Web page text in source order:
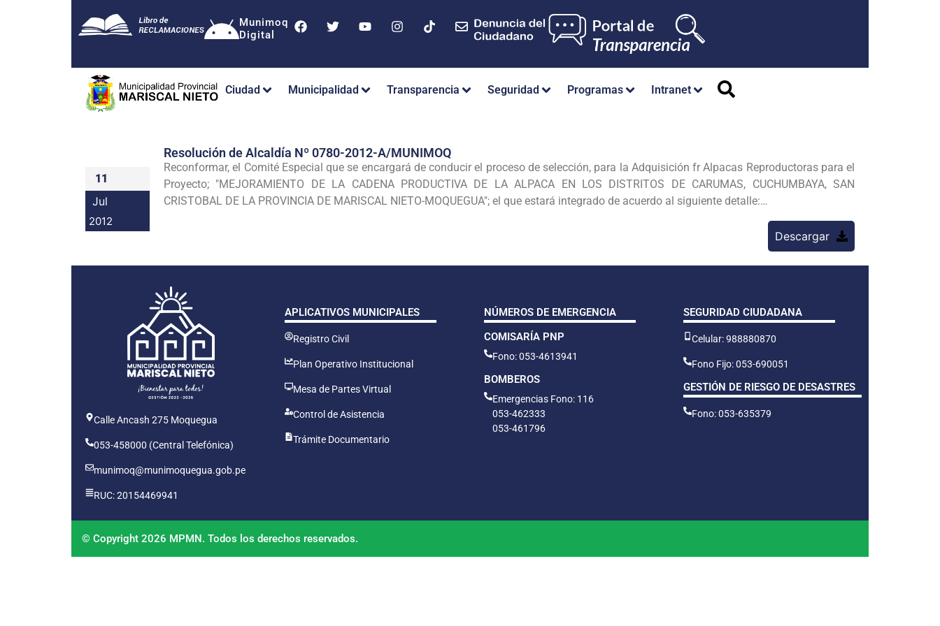
Munimoq
Digital
Ciudad Municipalidad Transparencia Seguridad Programas Intranet
11
Jul
2012
Resolución de Alcaldía Nº 0780-2012-A/MUNIMOQ
Reconformar, el Comité Especial que se encargará de conducir el proceso de selección, para la Adquisición fr Alpacas Reproductoras para el
Proyecto; "MEJORAMIENTO DE LA CADENA PRODUCTIVA DE LA ALPACA EN LOS DISTRITOS DE CARUMAS, CUCHUMBAYA, SAN
CRISTOBAL DE LA PROVINCIA DE MARISCAL NIETO-MOQUEGUA"; el que estará integrado de acuerdo al siguiente detalle:…
Descargar
Calle Ancash 275 Moquegua
053-458000 (Central Telefónica)
munimoq@munimoquegua.gob.pe
RUC: 20154469941
APLICATIVOS MUNICIPALES
Registro Civil
Plan Operativo Institucional
Mesa de Partes Virtual
Control de Asistencia
Trámite Documentario
NÚMEROS DE EMERGENCIA
COMISARÍA PNP
Fono: 053-4613941
BOMBEROS
Emergencias Fono: 116
053-462333
053-461796
SEGURIDAD CIUDADANA
Celular: 988880870
Fono Fijo: 053-690051
GESTIÓN DE RIESGO DE DESASTRES
Fono: 053-635379
© Copyright 2026 MPMN. Todos los derechos reservados.